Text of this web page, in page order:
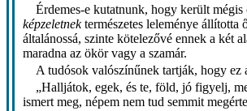
Érdemes-e kutatnunk, hogy került
képzeletnektermészetes leleménye állította
általánossá, szinte kötelezővé ennek a két
maradna az ökör vagy a szamár.
A tudósok valószínűnek tartják, hogy ez
„Halljátok, egek, és te, föld, jó figyelj,
ismert meg, népem nem tud semmit